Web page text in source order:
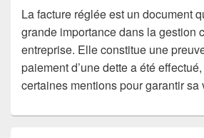
La facture réglée est un document
grande importance dans la gestion
entreprise. Elle constitue une
paiement d’une dette a été
certaines mentions pour garantir sa